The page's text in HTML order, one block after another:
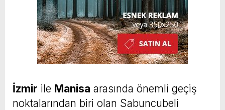
İzmir ile Manisa arasında önemli geçiş
noktalarından biri olan Sabuncubeli